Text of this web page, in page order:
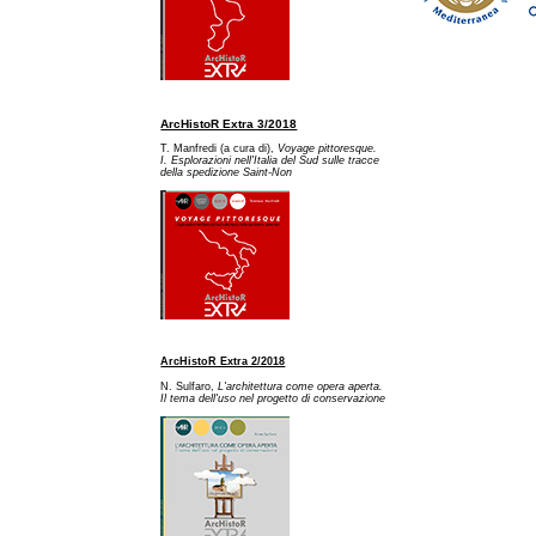
ArcHistoR Extra 3/2018
T. Manfredi (a cura di),Voyage pittoresque.
I. Esplorazioni nell'Italia del Sud sulle tracce
della spedizione Saint-Non
ArcHistoR Extra 2/2018
N. Sulfaro,L'architettura come opera aperta.
Il tema dell'uso nel progetto di conservazione